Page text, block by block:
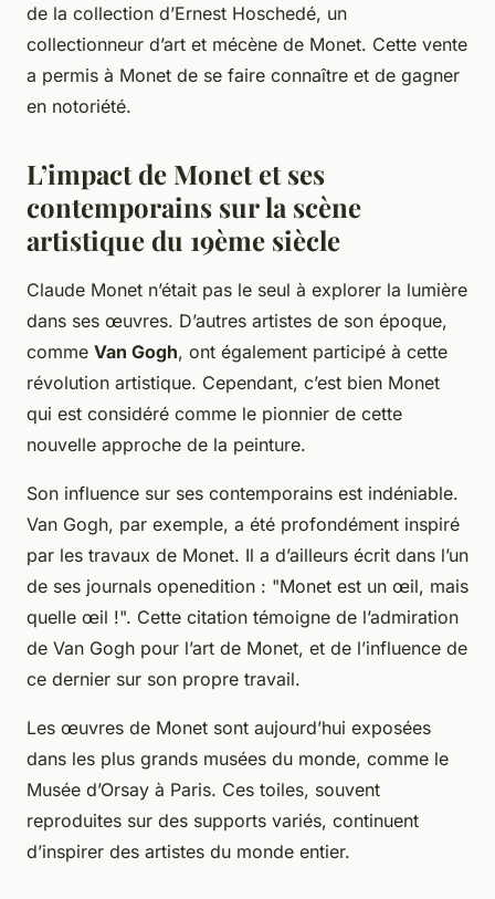
de la collection d’Ernest Hoschedé, un
collectionneur d’art et mécène de Monet. Cette vente
a permis à Monet de se faire connaître et de gagner
en notoriété.
L’impact de Monet et ses
contemporains sur la scène
artistique du 19ème siècle
Claude Monet n’était pas le seul à explorer la lumière
dans ses œuvres. D’autres artistes de son époque,
comme Van Gogh, ont également participé à cette
révolution artistique. Cependant, c’est bien Monet
qui est considéré comme le pionnier de cette
nouvelle approche de la peinture.
Son influence sur ses contemporains est indéniable.
Van Gogh, par exemple, a été profondément inspiré
par les travaux de Monet. Il a d’ailleurs écrit dans l’un
de ses journals openedition : "Monet est un œil, mais
quelle œil !". Cette citation témoigne de l’admiration
de Van Gogh pour l’art de Monet, et de l’influence de
ce dernier sur son propre travail.
Les œuvres de Monet sont aujourd’hui exposées
dans les plus grands musées du monde, comme le
Musée d’Orsay à Paris. Ces toiles, souvent
reproduites sur des supports variés, continuent
d’inspirer des artistes du monde entier.